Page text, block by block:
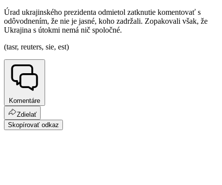
Úrad ukrajinského prezidenta odmietol zatknutie komentovať s
odôvodnením, že nie je jasné, koho zadržali. Zopakovali však, že
Ukrajina s útokmi nemá nič spoločné.
(tasr, reuters, sie, est)
Komentáre
Zdielať
Skopírovať odkaz